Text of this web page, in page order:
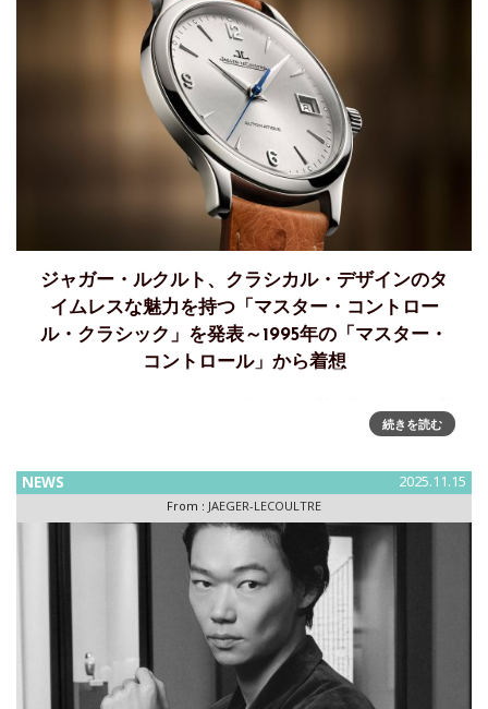
ジャガー・ルクルト、クラシカル・デザインのタ
イムレスな魅力を持つ「マスター・コントロー
ル・クラシック」を発表～1995年の「マスター・
コントロール」から着想
想を得た、 エレガントなシンプルさとクラシカルなデザイン
されたマスター・コントロールのモデルから着想を得て、
続きを読む
NEWS 2025.11.15
From : JAEGER-LECOULTRE